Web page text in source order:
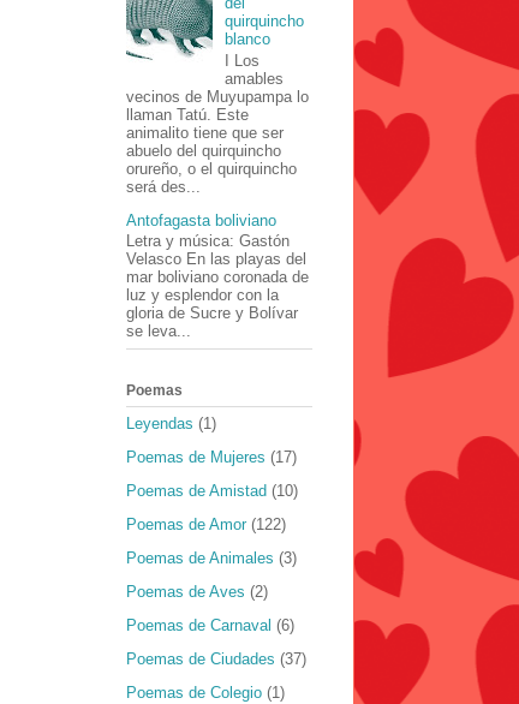
quirquincho
blanco
I Los
amables
vecinos de Muyupampa lo
llaman Tatú. Este
animalito tiene que ser
abuelo del quirquincho
orureño, o el quirquincho
será des...
Antofagasta boliviano
Letra y música: Gastón
Velasco En las playas del
mar boliviano coronada de
luz y esplendor con la
gloria de Sucre y Bolívar
se leva...
Poemas
Leyendas (1)
Poemas de Mujeres (17)
Poemas de Amistad (10)
Poemas de Amor (122)
Poemas de Animales (3)
Poemas de Aves (2)
Poemas de Carnaval (6)
Poemas de Ciudades (37)
Poemas de Colegio (1)